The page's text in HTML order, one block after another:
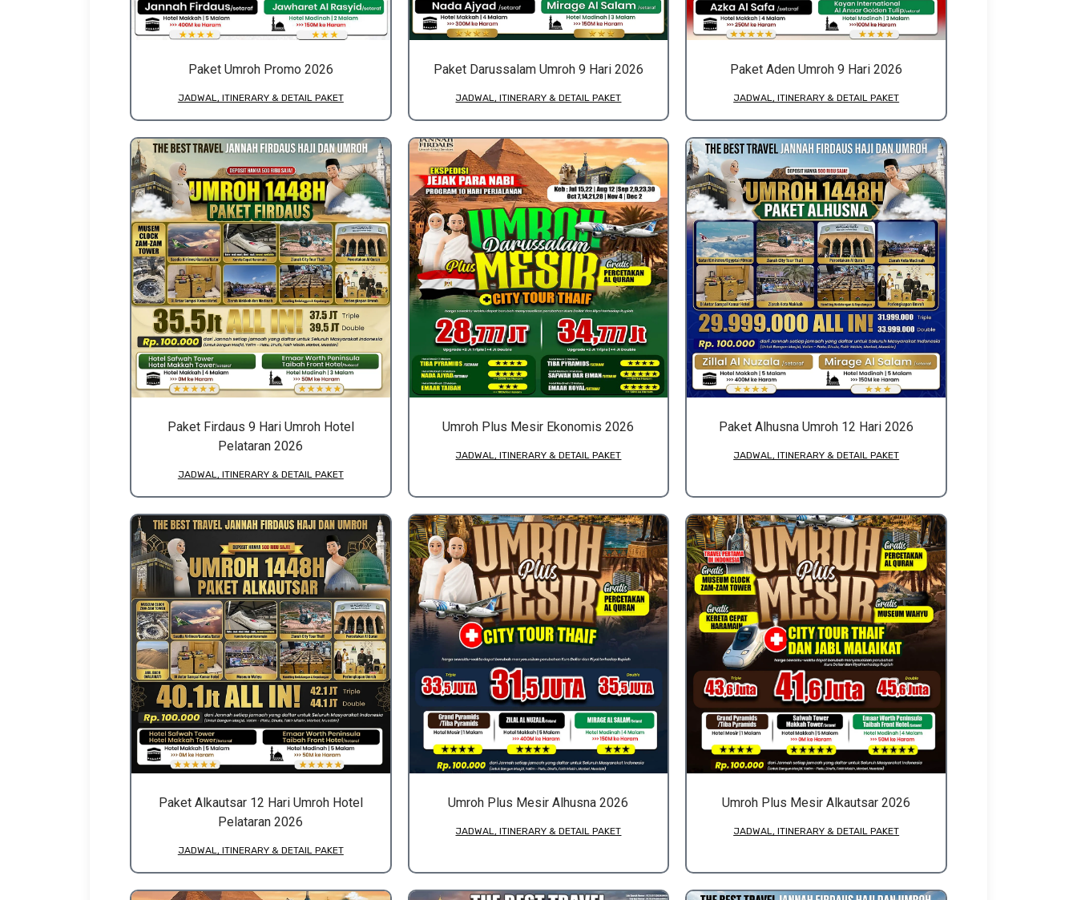
Paket Umroh Promo 2026
JADWAL, ITINERARY & DETAIL PAKET
Paket Darussalam Umroh 9 Hari 2026
JADWAL, ITINERARY & DETAIL PAKET
Paket Aden Umroh 9 Hari 2026
JADWAL, ITINERARY & DETAIL PAKET
Paket Firdaus 9 Hari Umroh Hotel
Pelataran 2026
JADWAL, ITINERARY & DETAIL PAKET
Umroh Plus Mesir Ekonomis 2026
JADWAL, ITINERARY & DETAIL PAKET
Paket Alhusna Umroh 12 Hari 2026
JADWAL, ITINERARY & DETAIL PAKET
Paket Alkautsar 12 Hari Umroh Hotel
Pelataran 2026
JADWAL, ITINERARY & DETAIL PAKET
Umroh Plus Mesir Alhusna 2026
JADWAL, ITINERARY & DETAIL PAKET
Umroh Plus Mesir Alkautsar 2026
JADWAL, ITINERARY & DETAIL PAKET